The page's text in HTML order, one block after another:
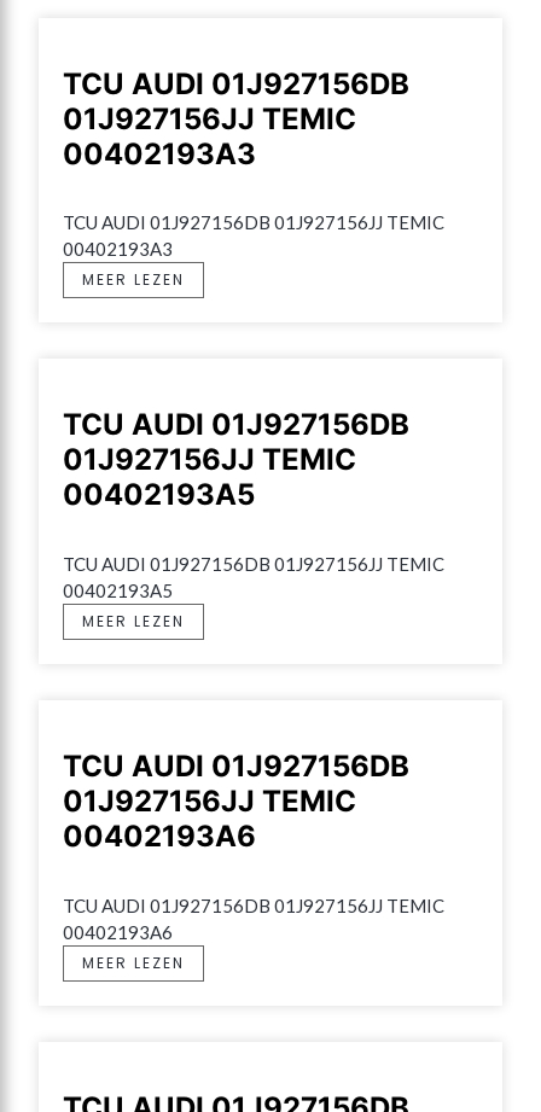
TCU AUDI 01J927156DB
01J927156JJ TEMIC
00402193A3
TCU AUDI 01J927156DB 01J927156JJ TEMIC
00402193A3
MEER LEZEN
TCU AUDI 01J927156DB
01J927156JJ TEMIC
00402193A5
TCU AUDI 01J927156DB 01J927156JJ TEMIC
00402193A5
MEER LEZEN
TCU AUDI 01J927156DB
01J927156JJ TEMIC
00402193A6
TCU AUDI 01J927156DB 01J927156JJ TEMIC
00402193A6
MEER LEZEN